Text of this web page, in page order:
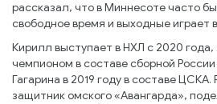
рассказал, что в Миннесоте часто
свободное время и выходные играет
Кирилл выступает в НХЛ с 2020
чемпионом в составе сборной
Гагарина в 2019 году в составе
защитник омского «Авангарда»,